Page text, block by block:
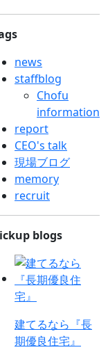
news
staffblog
Chofu
information
report
CEO's talk
現場ブログ
memory
recruit
blogs
建てるなら『長
期優良住宅』